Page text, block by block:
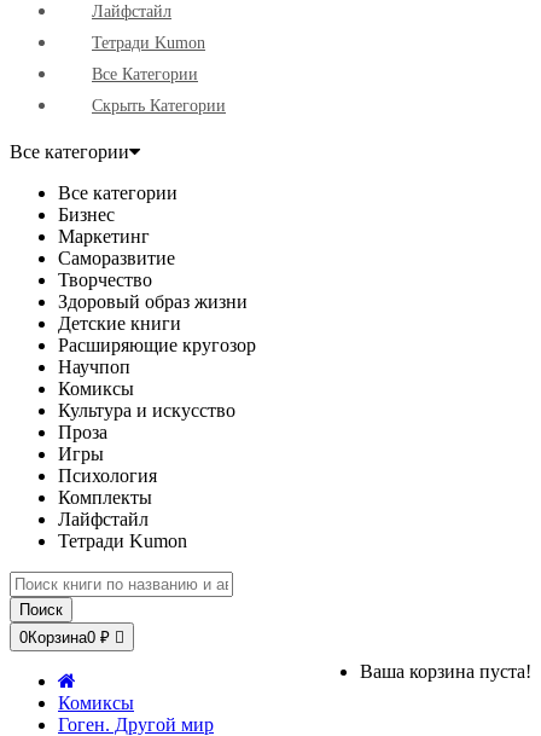
Лайфстайл
Тетради Kumon
Все Категории
Скрыть Категории
Все категории
Все категории
Бизнес
Маркетинг
Саморазвитие
Творчество
Здоровый образ жизни
Детские книги
Расширяющие кругозор
Научпоп
Комиксы
Культура и искусство
Проза
Игры
Психология
Комплекты
Лайфстайл
Тетради Kumon
Поиск
0Корзина0 ₽
Ваша корзина пуста!
Комиксы
Гоген. Другой мир